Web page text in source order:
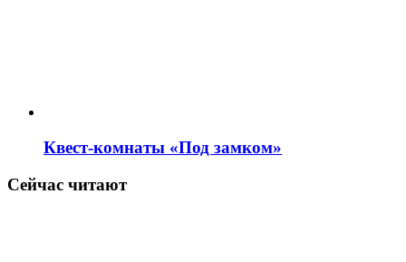
Квест-комнаты «Под замком»
Сейчас читают